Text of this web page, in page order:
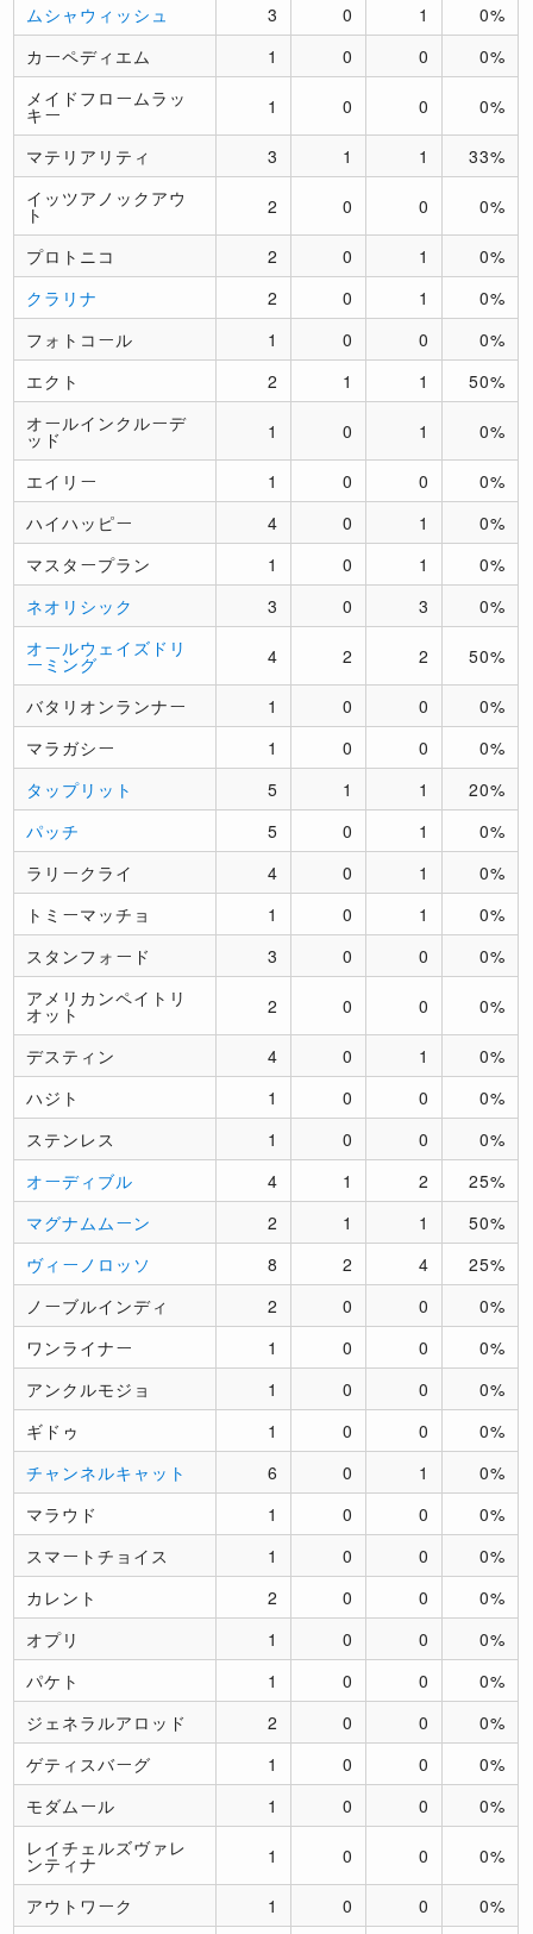
ムシャウィッシュ
3 0 1
0%
カーペディエム
1 0 0
0%
メイドフロームラッ
キー 1 0 0 0%
マテリアリティ 3 1 1
33%
イッツアノックアウ
ト 2 0 0 0%
プロトニコ 2 0 1
0%
クラリナ
2 0 1
0%
フォトコール
1 0 0
0%
エクト
2 1 1
50%
オールインクルーデ
ッド 1 0 1 0%
エイリー 1 0 0
0%
ハイハッピー
4 0 1
0%
マスタープラン
1 0 1
0%
ネオリシック
3 0 3
0%
オールウェイズドリ
ーミング 4 2 2 50%
バタリオンランナー 1 0 0
0%
マラガシー
1 0 0
0%
タップリット
5 1 1
20%
パッチ
5 0 1
0%
ラリークライ
4 0 1
0%
トミーマッチョ
1 0 1
0%
スタンフォード
3 0 0
0%
アメリカンペイトリ
オット 2 0 0 0%
デスティン 4 0 1
0%
ハジト
1 0 0
0%
ステンレス
1 0 0
0%
オーディブル
4 1 2
25%
マグナムムーン
2 1 1
50%
ヴィーノロッソ
8 2 4
25%
ノーブルインディ
2 0 0
0%
ワンライナー
1 0 0
0%
アンクルモジョ
1 0 0
0%
ギドゥ
1 0 0
0%
チャンネルキャット
6 0 1
0%
マラウド
1 0 0
0%
スマートチョイス
1 0 0
0%
カレント
2 0 0
0%
オプリ
1 0 0
0%
パケト
1 0 0
0%
ジェネラルアロッド
2 0 0
0%
ゲティスバーグ
1 0 0
0%
モダムール
1 0 0
0%
レイチェルズヴァレ
ンティナ 1 0 0 0%
アウトワーク 1 0 0 0%